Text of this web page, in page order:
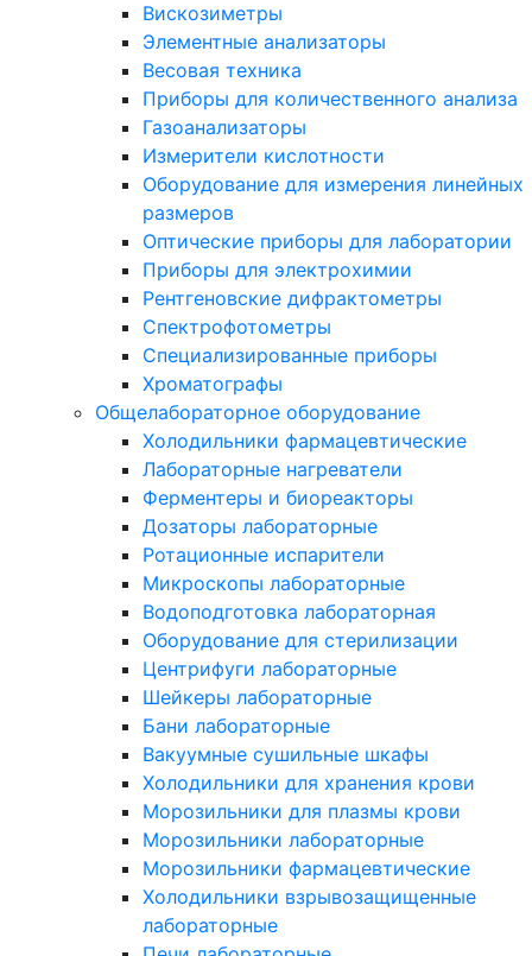
Вискозиметры
Элементные анализаторы
Весовая техника
Приборы для количественного анализа
Газоанализаторы
Измерители кислотности
Оборудование для измерения линейных
размеров
Оптические приборы для лаборатории
Приборы для электрохимии
Рентгеновские дифрактометры
Спектрофотометры
Специализированные приборы
Хроматографы
Общелабораторное оборудование
Холодильники фармацевтические
Лабораторные нагреватели
Ферментеры и биореакторы
Дозаторы лабораторные
Ротационные испарители
Микроскопы лабораторные
Водоподготовка лабораторная
Оборудование для стерилизации
Центрифуги лабораторные
Шейкеры лабораторные
Бани лабораторные
Вакуумные сушильные шкафы
Холодильники для хранения крови
Морозильники для плазмы крови
Морозильники лабораторные
Морозильники фармацевтические
Холодильники взрывозащищенные
лабораторные